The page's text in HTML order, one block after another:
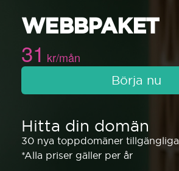
WEBBPAKET
31 kr/mån
Börja nu
Hitta din domän
30 nya toppdomäner tillgängliga
*Alla priser gäller per år